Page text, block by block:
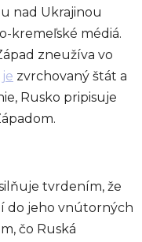
nad Ukrajinou
kremeľské médiá.
zneužíva vo
je zvrchovaný štát a
Rusko pripisuje
tvrdením, že
do jeho vnútorných
čo Ruská